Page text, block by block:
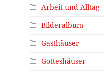
Arbeit und Alltag
Bilderalbum
Gasthäuser
Gotteshäuser